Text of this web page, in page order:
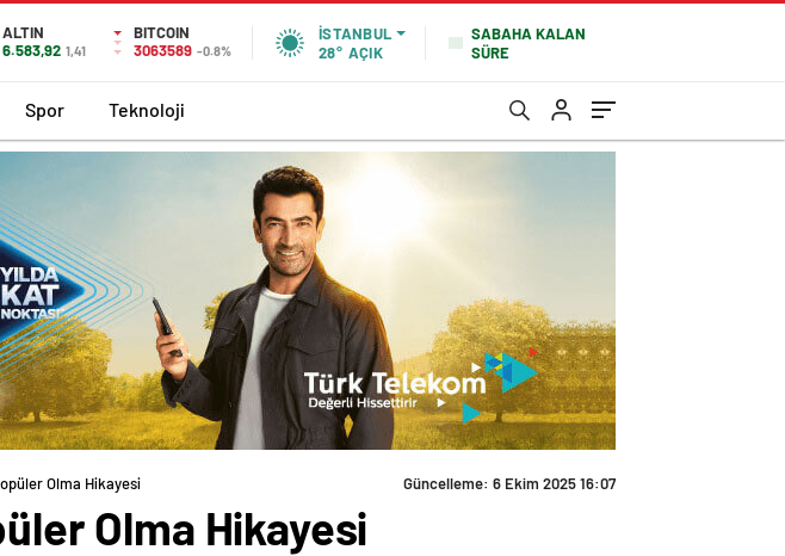
ALTIN
6.583,92 1,41
BITCOIN
3063589 -0.8%
İSTANBUL
28° AÇIK
SABAHA KALAN
SÜRE
Spor Teknoloji
Olma Hikayesi Güncelleme: 6 Ekim 2025 16:07
Olma Hikayesi